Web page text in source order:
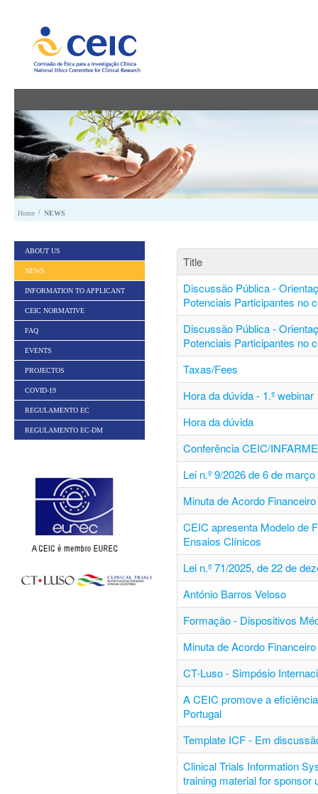
Home / NEWS
ABOUT US
NEWS
INFORMATION TO APPLICANT
CEIC NORMATIVE
FAQ
EVENTS
PROJECTOS
COVID-19
REGULAMENTO EC
REGULAMENTO EC-DM
Title
Discussão Pública -
Potenciais Participantes no
Discussão Pública -
Potenciais Participantes no
Taxas/Fees
Hora da dúvida - 1.º webinar
Hora da dúvida
Conferência CEIC/
Lei n.º 9/2026 de 6 de março
Minuta de Acordo
CEIC apresenta Modelo de
Ensaios Clínicos
Lei n.º 71/2025, de 22 de
António Barros Veloso
Formação - Dispositivos
Minuta de Acordo
CT-Luso - Simpósio
A CEIC promove a
Portugal
Template ICF - Em
Clinical Trials Information
training material for sponsor